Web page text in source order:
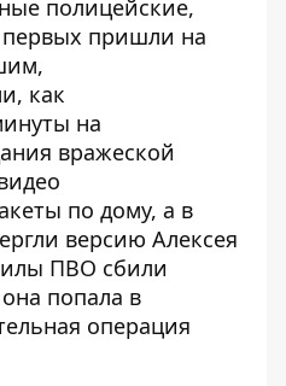
полицейские,
пришли на
как
на
вражеской
по дому, а в
версию Алексея
ПВО сбили
попала в
операция